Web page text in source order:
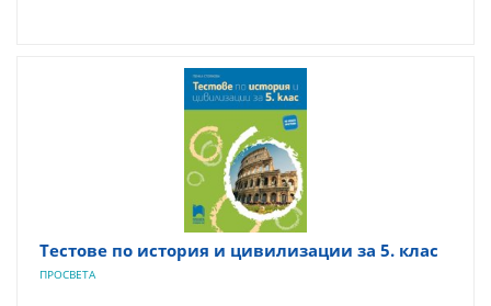
Тестове по история и цивилизации за 5. клас
ПРОСВЕТА